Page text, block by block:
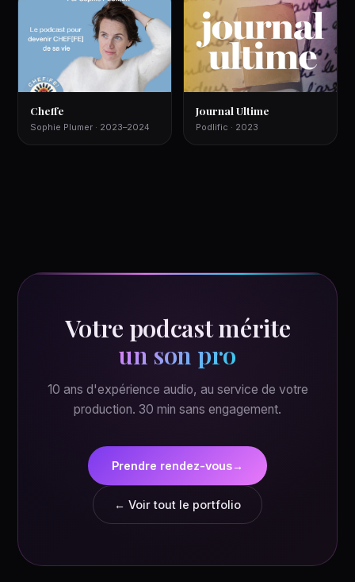
Cheffe
Sophie Plumer · 2023–2024
Journal Ultime
Podlific · 2023
Votre podcast mérite
un son pro
10 ans d'expérience audio, au service de votre
production. 30 min sans engagement.
Prendre rendez-vous→
← Voir tout le portfolio